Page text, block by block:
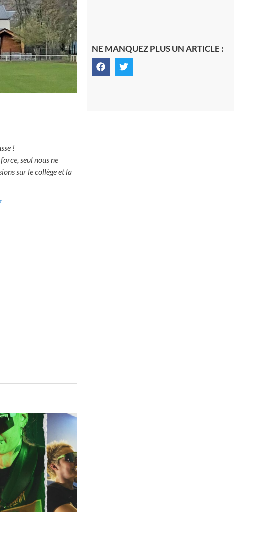
!
seul nous ne
sur le collège et la
NE MANQUEZ PLUS UN ARTICLE :